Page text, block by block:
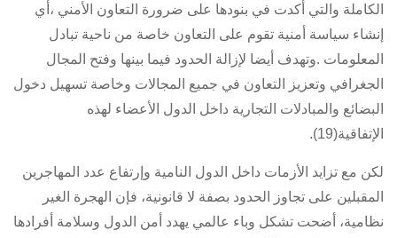
الكاملة والتي أكدت في بنودها على ضرورة التعاون الأمني ،أي
إنشاء سياسة أمنية تقوم على التعاون خاصة من ناحية تبادل
المعلومات .وتهدف أيضا لإزالة الحدود فيما بينها وفتح المجال
الجغرافي وتعزيز التعاون في جميع المجالات وخاصة تسهيل دخول
البضائع والمبادلات التجارية داخل الدول الأعضاء لهذه
الإتفاقية(19).
لكن مع تزايد الأزمات داخل الدول النامية وإرتفاع عدد المهاجرين
المقبلين على تجاوز الحدود بصفة لا قانونية، فإن الهجرة الغير
نظامية، أضحت تشكل وباء عالمي يهدد أمن الدول وسلامة أفرادها